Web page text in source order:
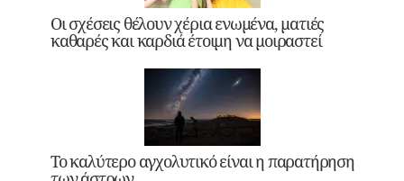
Οι σχέσεις θέλουν χέρια ενωμένα, ματιές
καθαρές και καρδιά έτοιμη να μοιραστεί
Το καλύτερο αγχολυτικό είναι η παρατήρηση